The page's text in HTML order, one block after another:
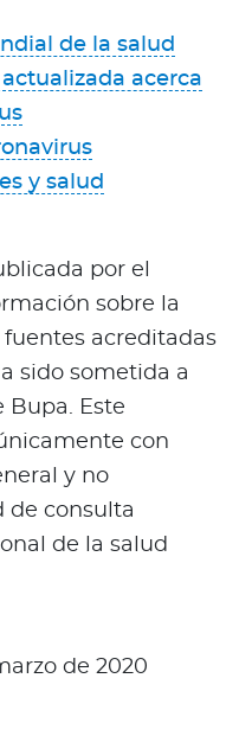
de la salud
acerca
y salud
por el
sobre la
fuentes acreditadas
sido sometida a
Bupa. Este
con
y no
de consulta
de la salud
de 2020